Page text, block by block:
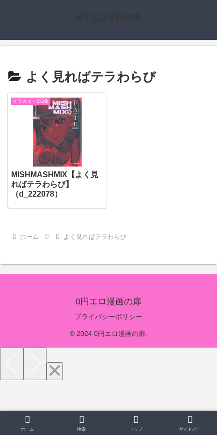
0円エロ漫画の扉
よく見ればテラわらび
イラスト・CG集
MISHMASHMIX【よく見
ればテラわらび】
（d_222078）
ホーム よく見ればテラわらび
0円エロ漫画の扉
プライバシーポリシー
© 2024 0円エロ漫画の扉.
ホーム 検索 トップ サイドバー